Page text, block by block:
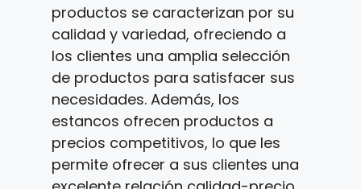
productos se caracterizan por su
calidad y variedad, ofreciendo a
los clientes una amplia selección
de productos para satisfacer sus
necesidades. Además, los
estancos ofrecen productos a
precios competitivos, lo que les
permite ofrecer a sus clientes una